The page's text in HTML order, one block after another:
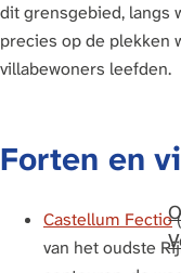
dit grensgebied, langs
precies op de plekken
villabewoners leefden.
Forten en
Castellum Fectio
van het oudste